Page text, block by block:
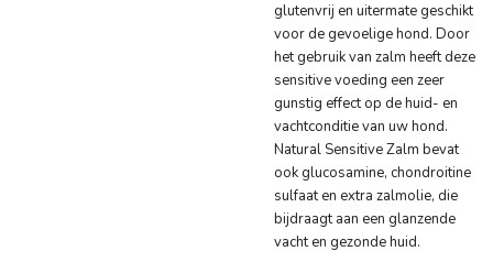
glutenvrij en uitermate geschikt
voor de gevoelige hond. Door
het gebruik van zalm heeft deze
sensitive voeding een zeer
gunstig effect op de huid- en
vachtconditie van uw hond.
Natural Sensitive Zalm bevat
ook glucosamine, chondroitine
sulfaat en extra zalmolie, die
bijdraagt aan een glanzende
vacht en gezonde huid.